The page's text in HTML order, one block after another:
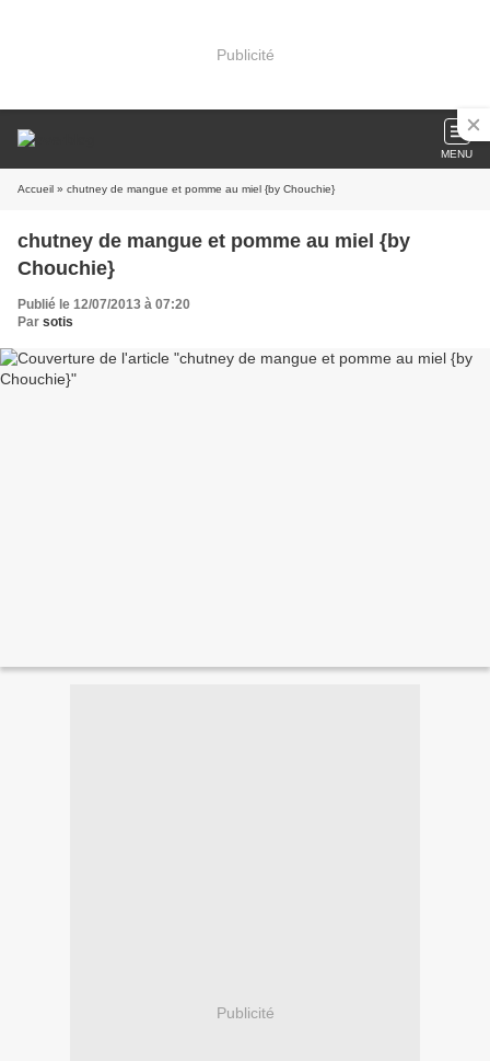
Publicité
MENU
Accueil » chutney de mangue et pomme au miel {by Chouchie}
chutney de mangue et pomme au miel {by
Chouchie}
Publié le 12/07/2013 à 07:20
Par sotis
Publicité